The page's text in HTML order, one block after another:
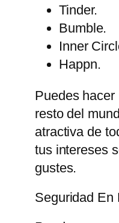
Tinder.
Bumble.
Inner
Happn.
Puedes
resto del
atractiva de
tus intereses
gustes.
Seguridad En